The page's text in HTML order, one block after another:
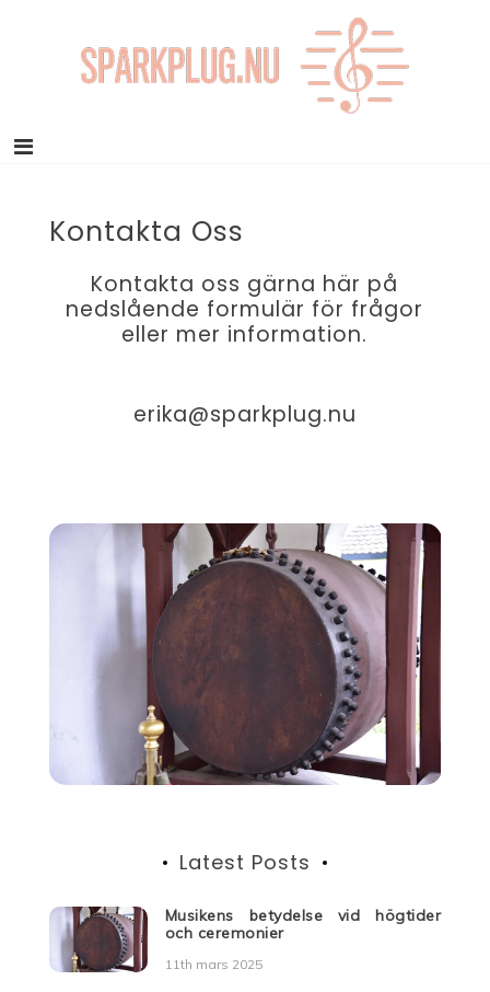
Sparkplug.nu
Den rätta guiden för din musikkarriär!
Kontakta Oss
Kontakta oss gärna här på
nedslående formulär för frågor
eller mer information.
erika@sparkplug.nu
Latest Posts
Musikens betydelse vid högtider
och ceremonier
11th mars 2025